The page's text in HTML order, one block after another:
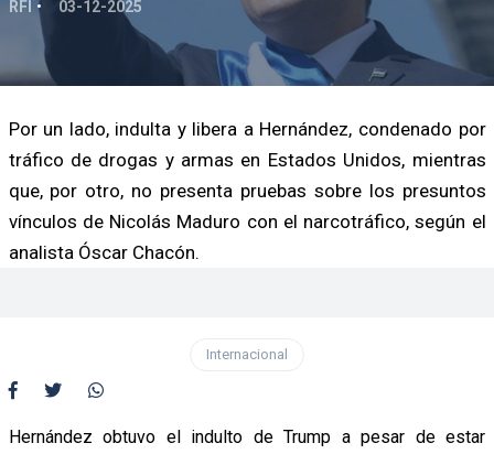
RFI 03-12-2025
Por un lado, indulta y libera a Hernández, condenado por
tráfico de drogas y armas en Estados Unidos, mientras
que, por otro, no presenta pruebas sobre los presuntos
vínculos de Nicolás Maduro con el narcotráfico, según el
analista Óscar Chacón.
Internacional
Hernández obtuvo el indulto de Trump a pesar de estar